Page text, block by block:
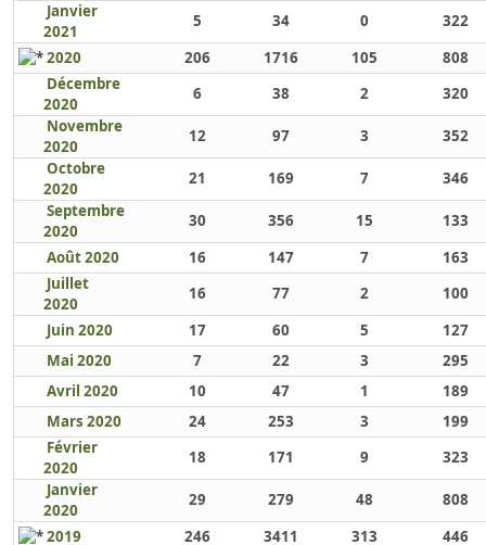
Janvier
2021
5 34 0
322
2020
206 1716 105
808
Décembre
2020
6 38 2
320
Novembre
2020
12 97 3
352
Octobre
2020
21 169 7
346
Septembre
2020
30 356 15
133
Août 2020
16 147 7
163
Juillet
2020
16 77 2
100
Juin 2020
17 60 5
127
Mai 2020
7 22 3
295
Avril 2020
10 47 1
189
Mars 2020
24 253 3
199
Février
2020
18 171 9
323
Janvier
2020
29 279 48
808
2019
246 3411 313 446